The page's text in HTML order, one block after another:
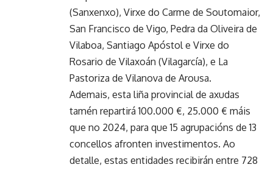
(Sanxenxo), Virxe do Carme de Soutomaior,
San Francisco de Vigo, Pedra da Oliveira de
Vilaboa, Santiago Apóstol e Virxe do
Rosario de Vilaxoán (Vilagarcía), e La
Pastoriza de Vilanova de Arousa.
Ademais, esta liña provincial de axudas
tamén repartirá 100.000 €, 25.000 € máis
que no 2024, para que 15 agrupacións de 13
concellos afronten investimentos. Ao
detalle, estas entidades recibirán entre 728